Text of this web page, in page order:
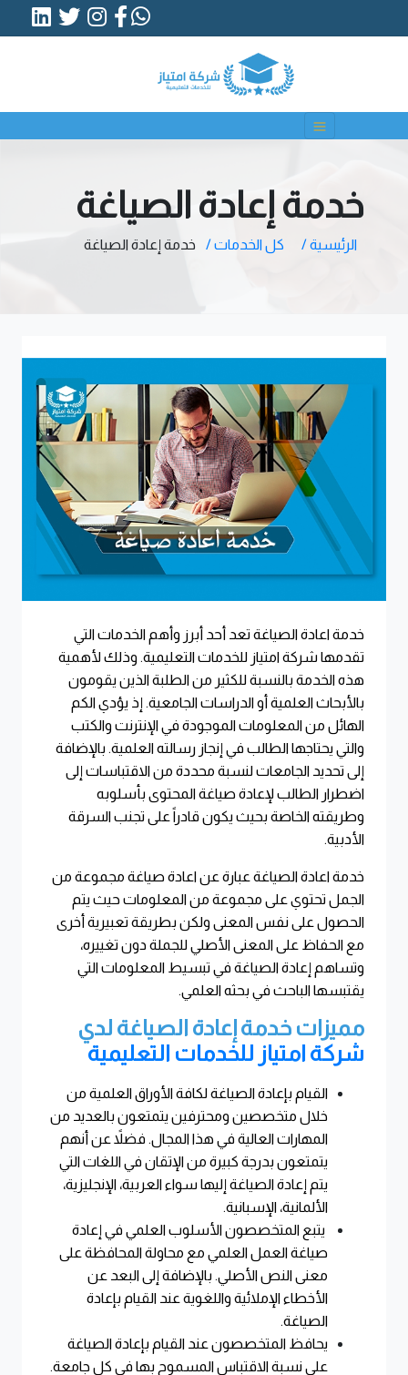
خدمة إعادة الصياغة
الرئيسية / كل الخدمات / خدمة إعادة الصياغة
خدمة اعادة الصياغة تعد أحد أبرز وأهم الخدمات التي
تقدمها شركة امتياز للخدمات التعليمية. وذلك لأهمية
هذه الخدمة بالنسبة للكثير من الطلبة الذين يقومون
بالأبحاث العلمية أو الدراسات الجامعية. إذ يؤدي الكم
الهائل من المعلومات الموجودة في الإنترنت والكتب
والتي يحتاجها الطالب في إنجاز رسالته العلمية. بالإضافة
إلى تحديد الجامعات لنسبة محددة من الاقتباسات إلى
اضطرار الطالب لإعادة صياغة المحتوى بأسلوبه
وطريقته الخاصة بحيث يكون قادراً على تجنب السرقة
الأدبية.
خدمة اعادة الصياغة عبارة عن اعادة صياغة مجموعة من
الجمل تحتوي على مجموعة من المعلومات حيث يتم
الحصول على نفس المعنى ولكن بطريقة تعبيرية أخرى
مع الحفاظ على المعنى الأصلي للجملة دون تغييره،
وتساهم إعادة الصياغة في تبسيط المعلومات التي
يقتبسها الباحث في بحثه العلمي.
مميزات خدمة إعادة الصياغة لدي
شركة امتياز للخدمات التعليمية
القيام بإعادة الصياغة لكافة الأوراق العلمية من
خلال متخصصين ومحترفين يتمتعون بالعديد من
المهارات العالية في هذا المجال. فضلاً عن أنهم
يتمتعون بدرجة كبيرة من الإتقان في اللغات التي
يتم إعادة الصياغة إليها سواء العربية، الإنجليزية،
الألمانية، الإسبانية.
يتبع المتخصصون الأسلوب العلمي في إعادة
صياغة العمل العلمي مع محاولة المحافظة على
معنى النص الأصلي. بالإضافة إلى البعد عن
الأخطاء الإملائية واللغوية عند القيام بإعادة
الصياغة.
يحافظ المتخصصون عند القيام بإعادة الصياغة
علي نسبة الاقتباس المسموح بها في كل جامعة.